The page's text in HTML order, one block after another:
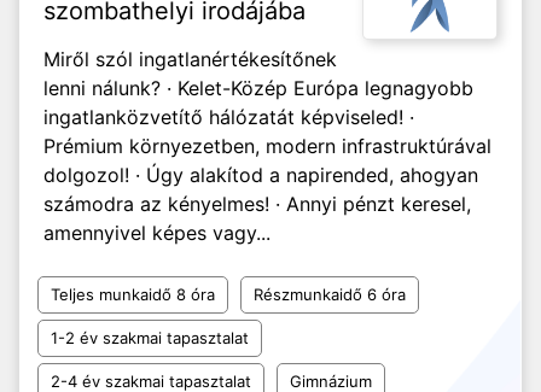
szombathelyi irodájába
Miről szól ingatlanértékesítőnek
lenni nálunk? · Kelet-Közép Európa legnagyobb
ingatlanközvetítő hálózatát képviseled! ·
Prémium környezetben, modern infrastruktúrával
dolgozol! · Úgy alakítod a napirended, ahogyan
számodra az kényelmes! · Annyi pénzt keresel,
amennyivel képes vagy...
Teljes munkaidő 8 óra Részmunkaidő 6 óra
1-2 év szakmai tapasztalat
2-4 év szakmai tapasztalat Gimnázium